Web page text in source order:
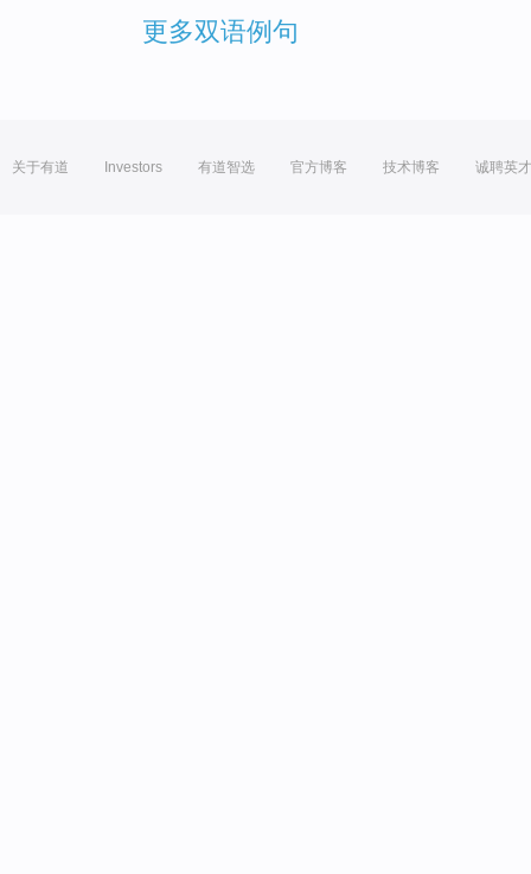
更多双语例句
关于有道 Investors 有道智选 官方博客 技术博客 诚聘英才